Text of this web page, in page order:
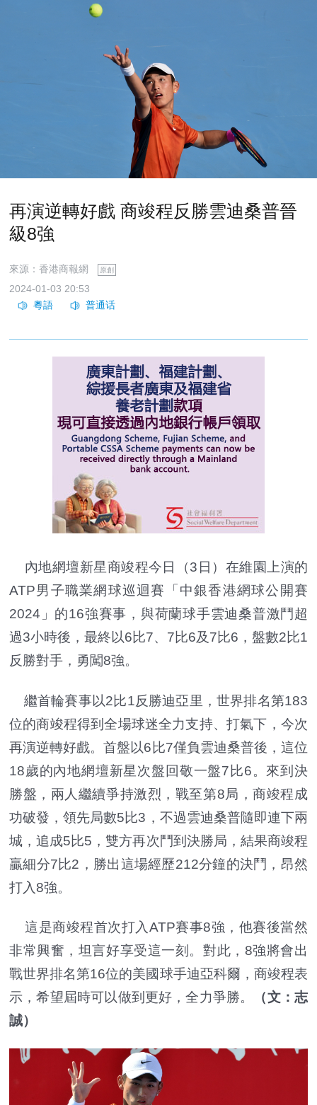
再演逆轉好戲 商竣程反勝雲迪桑普晉
級8強
來源：香港商報網 原創
2024-01-03 20:53
內地網壇新星商竣程今日（3日）在維園上演的
ATP男子職業網球巡迴賽「中銀香港網球公開賽
2024」的16強賽事，與荷蘭球手雲迪桑普激鬥超
過3小時後，最終以6比7、7比6及7比6，盤數2比1
反勝對手，勇闖8強。
繼首輪賽事以2比1反勝迪亞里，世界排名第183
位的商竣程得到全場球迷全力支持、打氣下，今次
再演逆轉好戲。首盤以6比7僅負雲迪桑普後，這位
18歲的內地網壇新星次盤回敬一盤7比6。來到決
勝盤，兩人繼續爭持激烈，戰至第8局，商竣程成
功破發，領先局數5比3，不過雲迪桑普隨即連下兩
城，追成5比5，雙方再次鬥到決勝局，結果商竣程
贏細分7比2，勝出這場經歷212分鐘的決鬥，昂然
打入8強。
這是商竣程首次打入ATP賽事8強，他賽後當然
非常興奮，坦言好享受這一刻。對此，8強將會出
戰世界排名第16位的美國球手迪亞科爾，商竣程表
示，希望屆時可以做到更好，全力爭勝。
（文：志
誠）